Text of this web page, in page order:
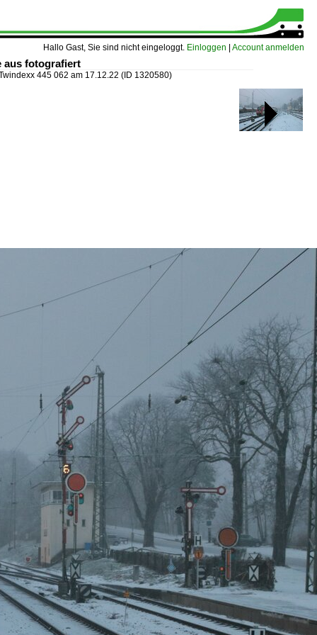
Hallo Gast, Sie sind nicht eingeloggt. Einloggen Account anmelden
aus fotografiert
445 062 am 17.12.22 (ID 1320580)